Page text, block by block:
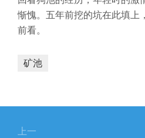
惭愧。五年前挖的坑在此填上
前看。
矿池
上一